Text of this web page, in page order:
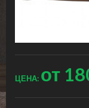
ЦЕНА: от